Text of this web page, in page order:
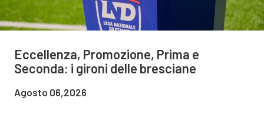
Eccellenza, Promozione, Prima e
Seconda: i gironi delle bresciane
Agosto 06,2026